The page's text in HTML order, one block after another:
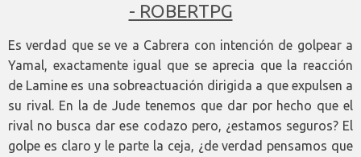
- ROBERTPG
Es verdad que se ve a Cabrera con intención de golpear a
Yamal, exactamente igual que se aprecia que la reacción
de Lamine es una sobreactuación dirigida a que expulsen a
su rival. En la de Jude tenemos que dar por hecho que el
rival no busca dar ese codazo pero, ¿estamos seguros? El
golpe es claro y le parte la ceja, ¿de verdad pensamos que